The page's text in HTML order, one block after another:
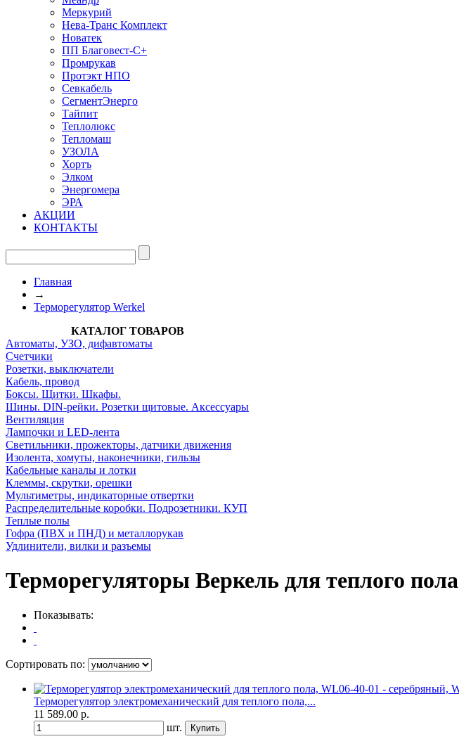
Меркурий
Нева-Транс Комплект
Новатек
ПП Благовест-С+
Промрукав
Протэкт НПО
Севкабель
СегментЭнерго
Тайпит
Теплолюкс
Тепломаш
УЗОЛА
Хортъ
Элком
Энергомера
ЭРА
АКЦИИ
КОНТАКТЫ
Главная
→
Терморегулятор Werkel
КАТАЛОГ ТОВАРОВ
Автоматы, УЗО, дифавтоматы
Счетчики
Розетки, выключатели
Кабель, провод
Боксы. Щитки. Шкафы.
Шины. DIN-рейки. Розетки щитовые. Аксессуары
Вентиляция
Лампочки и LED-лента
Светильники, прожекторы, датчики движения
Изолента, хомуты, наконечники, гильзы
Кабельные каналы и лотки
Клеммы, скрутки, орешки
Мультиметры, индикаторные отвертки
Распределительные коробки. Подрозетники. КУП
Теплые полы
Гофра (ПВХ и ПНД) и металлорукав
Удлинители, вилки и разъемы
Терморегуляторы Веркель для теплого пола
Показывать:
Сортировать по:
Терморегулятор электромеханический для теплого пола,...
11 589.00 р.
шт.